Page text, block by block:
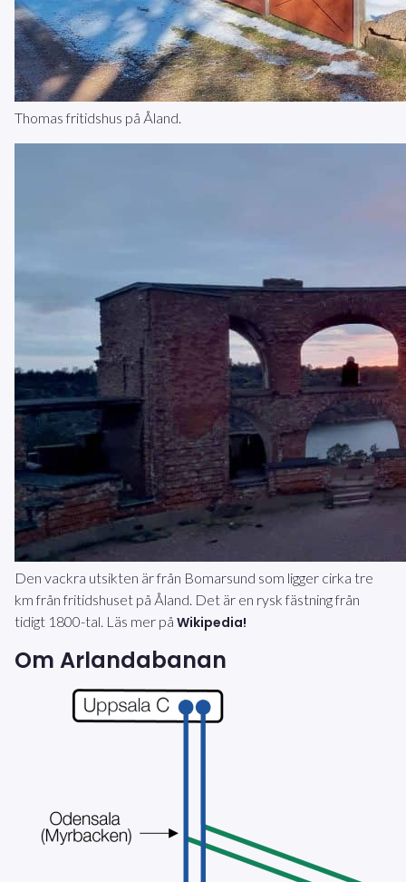
Thomas fritidshus på Åland.
Den vackra utsikten är från Bomarsund som ligger cirka tre
km från fritidshuset på Åland. Det är en rysk fästning från
tidigt 1800-tal. Läs mer på Wikipedia!
Om Arlandabanan